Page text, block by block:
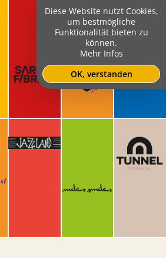
Diese Website nutzt Cookies,
um bestmögliche
Funktionalität bieten zu
können.
Mehr Infos
OK, verstanden